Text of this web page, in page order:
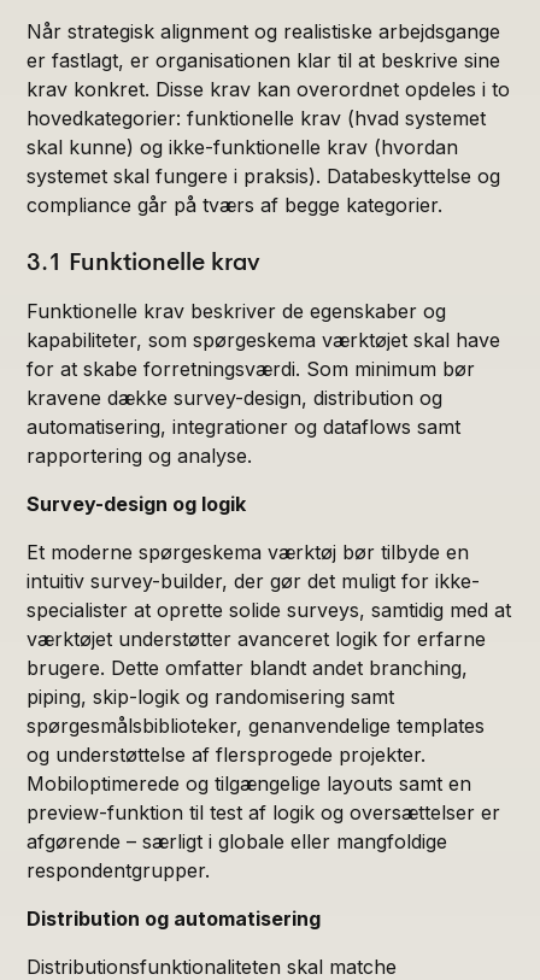
Når strategisk alignment og realistiske arbejdsgange
er fastlagt, er organisationen klar til at beskrive sine
krav konkret. Disse krav kan overordnet opdeles i to
hovedkategorier: funktionelle krav (hvad systemet
skal kunne) og ikke-funktionelle krav (hvordan
systemet skal fungere i praksis). Databeskyttelse og
compliance går på tværs af begge kategorier.
3.1 Funktionelle krav
Funktionelle krav beskriver de egenskaber og
kapabiliteter, som spørgeskema værktøjet skal have
for at skabe forretningsværdi. Som minimum bør
kravene dække survey-design, distribution og
automatisering, integrationer og dataflows samt
rapportering og analyse.
Survey-design og logik
Et moderne spørgeskema værktøj bør tilbyde en
intuitiv survey-builder, der gør det muligt for ikke-
specialister at oprette solide surveys, samtidig med at
værktøjet understøtter avanceret logik for erfarne
brugere. Dette omfatter blandt andet branching,
piping, skip-logik og randomisering samt
spørgesmålsbiblioteker, genanvendelige templates
og understøttelse af flersprogede projekter.
Mobiloptimerede og tilgængelige layouts samt en
preview-funktion til test af logik og oversættelser er
afgørende – særligt i globale eller mangfoldige
respondentgrupper.
Distribution og automatisering
Distributionsfunktionaliteten skal matche